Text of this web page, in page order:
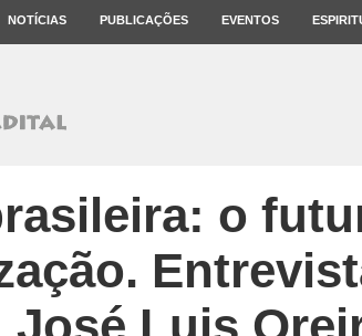
NOTÍCIAS PUBLICAÇÕES EVENTOS
o